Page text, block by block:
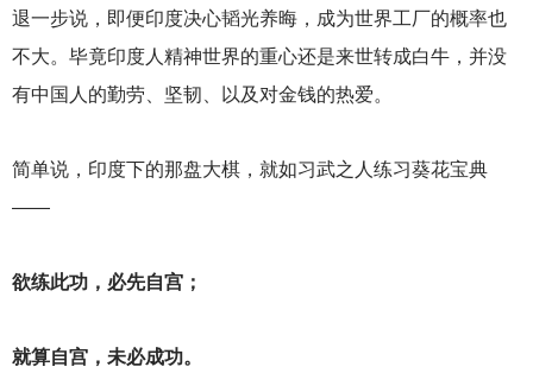
退一步说，即便印度决心韬光养晦，成为世界工厂的概率也
不大。毕竟印度人精神世界的重心还是来世转成白牛，并没
有中国人的勤劳、坚韧、以及对金钱的热爱。
简单说，印度下的那盘大棋，就如习武之人练习葵花宝典
——
欲练此功，必先自宫；
就算自宫，未必成功。